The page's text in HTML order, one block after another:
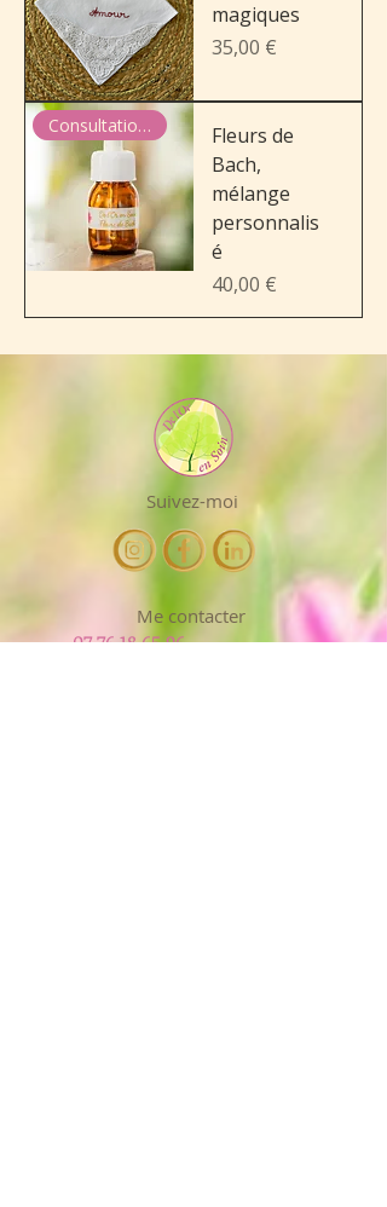
magiques
Prix
35,00 €
Consultation incluse
Fleurs de
Bach,
mélange
personnalis
é
Prix
40,00 €
Suivez-moi
Me contacter
07 76 18 65 96